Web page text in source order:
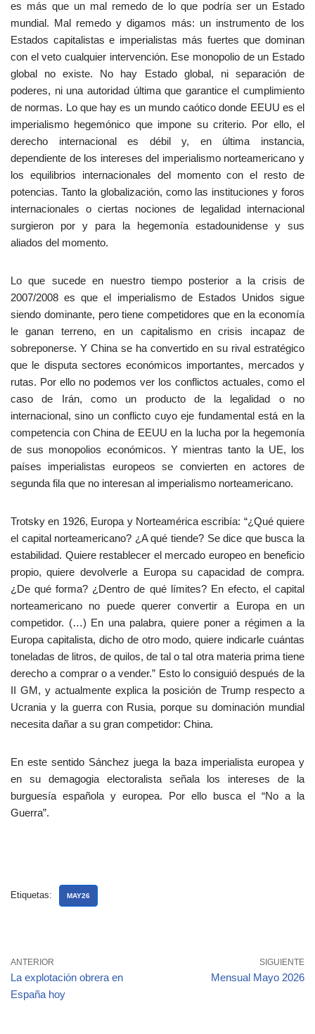
es más que un mal remedo de lo que podría ser un Estado
mundial. Mal remedo y digamos más: un instrumento de los
Estados capitalistas e imperialistas más fuertes que dominan
con el veto cualquier intervención. Ese monopolio de un Estado
global no existe. No hay Estado global, ni separación de
poderes, ni una autoridad última que garantice el cumplimiento
de normas. Lo que hay es un mundo caótico donde EEUU es el
imperialismo hegemónico que impone su criterio. Por ello, el
derecho internacional es débil y, en última instancia,
dependiente de los intereses del imperialismo norteamericano y
los equilibrios internacionales del momento con el resto de
potencias. Tanto la globalización, como las instituciones y foros
internacionales o ciertas nociones de legalidad internacional
surgieron por y para la hegemonía estadounidense y sus
aliados del momento.
Lo que sucede en nuestro tiempo posterior a la crisis de
2007/2008 es que el imperialismo de Estados Unidos sigue
siendo dominante, pero tiene competidores que en la economía
le ganan terreno, en un capitalismo en crisis incapaz de
sobreponerse. Y China se ha convertido en su rival estratégico
que le disputa sectores económicos importantes, mercados y
rutas. Por ello no podemos ver los conflictos actuales, como el
caso de Irán, como un producto de la legalidad o no
internacional, sino un conflicto cuyo eje fundamental está en la
competencia con China de EEUU en la lucha por la hegemonía
de sus monopolios económicos. Y mientras tanto la UE, los
países imperialistas europeos se convierten en actores de
segunda fila que no interesan al imperialismo norteamericano.
Trotsky en 1926, Europa y Norteamérica escribía: “¿Qué quiere
el capital norteamericano? ¿A qué tiende? Se dice que busca la
estabilidad. Quiere restablecer el mercado europeo en beneficio
propio, quiere devolverle a Europa su capacidad de compra.
¿De qué forma? ¿Dentro de qué límites? En efecto, el capital
norteamericano no puede querer convertir a Europa en un
competidor. (…) En una palabra, quiere poner a régimen a la
Europa capitalista, dicho de otro modo, quiere indicarle cuántas
toneladas de litros, de quilos, de tal o tal otra materia prima tiene
derecho a comprar o a vender.” Esto lo consiguió después de la
II GM, y actualmente explica la posición de Trump respecto a
Ucrania y la guerra con Rusia, porque su dominación mundial
necesita dañar a su gran competidor: China.
En este sentido Sánchez juega la baza imperialista europea y
en su demagogia electoralista señala los intereses de la
burguesía española y europea. Por ello busca el “No a la
Guerra”.
Etiquetas: MAY26
ANTERIOR
La explotación obrera en
España hoy
SIGUIENTE
Mensual Mayo 2026